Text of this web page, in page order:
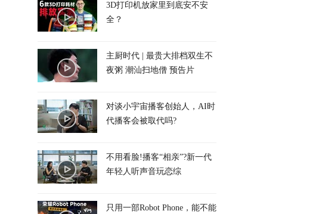
3D打印机放家里到底安不安
全？
主厨时代 | 最贵大排档双生不
夜粥 潮汕扫地僧 预告片
对谈小宇宙播客创始人，AI时
代播客会被取代吗?
不用看脸!播客“相亲”?新一代
年轻人听声音玩恋综
只用一部Robot Phone，能不能